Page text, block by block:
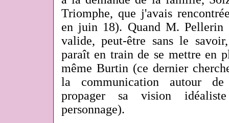
Triomphe, que j'avais
en juin 18). Quand M.
valide, peut-être sans le
paraît en train de se mettre en
même Burtin (ce dernier
la communication autour
propager sa vision
personnage).